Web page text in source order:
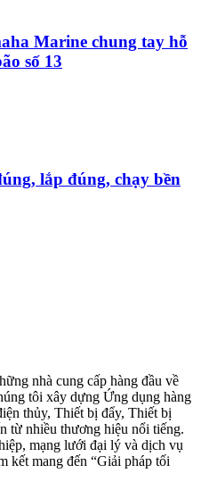
Marine chung tay hỗ
số 13
lắp đúng, chạy bền
nhà cung cấp hàng đầu về
tôi xây dựng Ứng dụng hàng
thủy, Thiết bị đẩy, Thiết bị
từ nhiều thương hiệu nổi tiếng.
mạng lưới đại lý và dịch vụ
kết mang đến “Giải pháp tối